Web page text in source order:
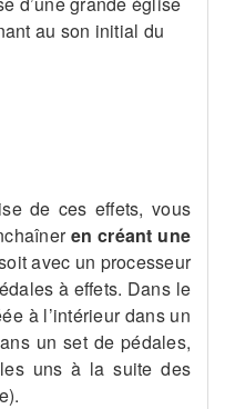
au son initial du
de ces effets, vous
en créant une
avec un processeur
à effets. Dans le
à l’intérieur dans un
un set de pédales,
uns à la suite des